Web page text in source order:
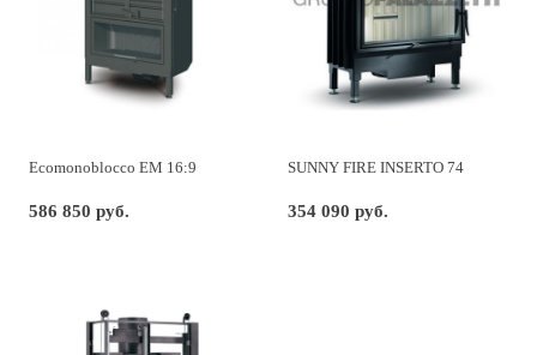
Ecomonoblocco EM 16:9
586 850 руб.
SUNNY FIRE INSERTO 74
354 090 руб.